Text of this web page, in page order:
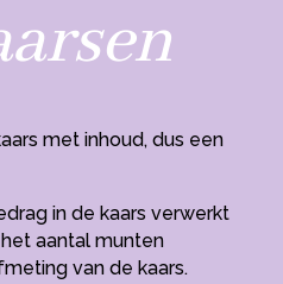
met inhoud, dus een
in de kaars verwerkt
aantal munten
van de kaars.